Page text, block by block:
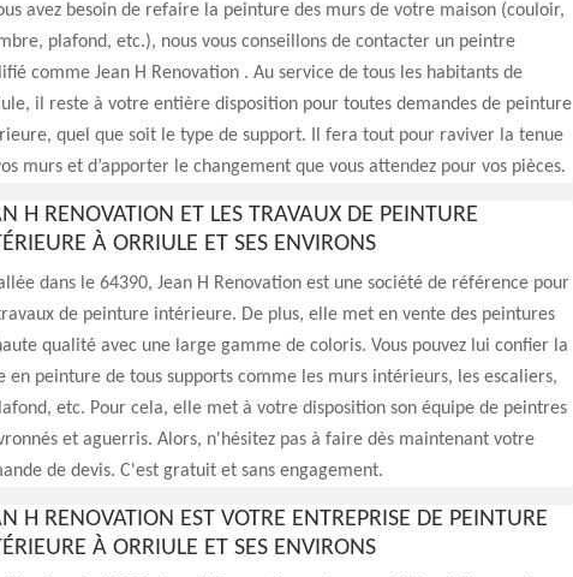
avez besoin de refaire la peinture des murs de votre maison (couloir,
plafond, etc.), nous vous conseillons de contacter un peintre
comme Jean H Renovation . Au service de tous les habitants de
il reste à votre entière disposition pour toutes demandes de peinture
quel que soit le type de support. Il fera tout pour raviver la tenue
murs et d’apporter le changement que vous attendez pour vos pièces.
H RENOVATION ET LES TRAVAUX DE PEINTURE
À ORRIULE ET SES ENVIRONS
dans le 64390, Jean H Renovation est une société de référence pour
de peinture intérieure. De plus, elle met en vente des peintures
qualité avec une large gamme de coloris. Vous pouvez lui confier la
en peinture de tous supports comme les murs intérieurs, les escaliers,
etc. Pour cela, elle met à votre disposition son équipe de peintres
et aguerris. Alors, n'hésitez pas à faire dès maintenant votre
de devis. C'est gratuit et sans engagement.
H RENOVATION EST VOTRE ENTREPRISE DE PEINTURE
À ORRIULE ET SES ENVIRONS